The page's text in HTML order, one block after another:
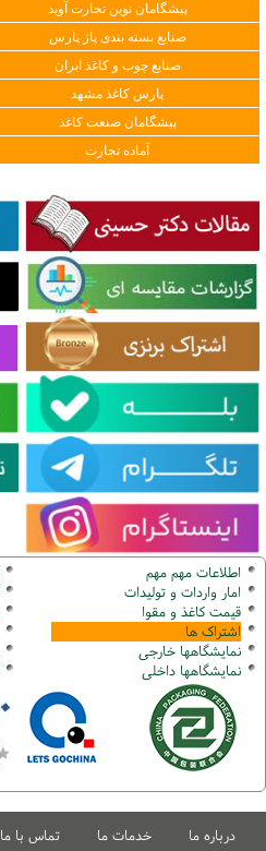
پیشگامان نوین تجارت آوید
صنایع بسته بندی پاژ پارس
صنایع چوب و کاغذ ایران
پارس کاغذ مشهد
پیشگامان صنعت کاغذ
آماده تجارت
اطلاعات مهم مهم
امار واردات و تولیدات
قیمت کاغذ و مقوا
اشتراک ها
نمایشگاهها خارجی
نمایشگاهها داخلی
درباره ما خدمات ما تماس با ما